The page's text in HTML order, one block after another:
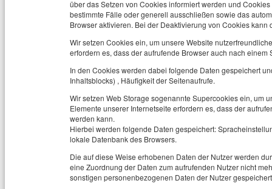
über das Setzen von Cookies informiert werden und
bestimmte Fälle oder generell ausschließen sowie das
Browser aktivieren. Bei der Deaktivierung von Cookies
Wir setzen Cookies ein, um unsere Website
erfordern es, dass der aufrufende Browser auch nach
In den Cookies werden dabei folgende Daten gespeichert
Inhaltsblocks) , Häufigkeit der Seitenaufrufe.
Wir setzen Web Storage sogenannte Supercookies ein, um
Elemente unserer Internetseite erfordern es, dass der
werden kann.
Hierbei werden folgende Daten gespeichert:
lokale Datenbank des Browsers.
Die auf diese Weise erhobenen Daten der Nutzer werden
eine Zuordnung der Daten zum aufrufenden Nutzer nicht
sonstigen personenbezogenen Daten der Nutzer